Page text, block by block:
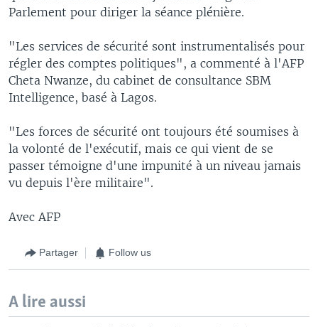
Parlement pour diriger la séance plénière.
"Les services de sécurité sont instrumentalisés pour
régler des comptes politiques", a commenté à l'AFP
Cheta Nwanze, du cabinet de consultance SBM
Intelligence, basé à Lagos.
"Les forces de sécurité ont toujours été soumises à
la volonté de l'exécutif, mais ce qui vient de se
passer témoigne d'une impunité à un niveau jamais
vu depuis l'ère militaire".
Avec AFP
Partager Follow us
A lire aussi